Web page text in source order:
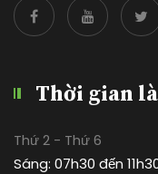
Thời gian
Thứ 2 - Thứ 6
Sáng: 07h30 đến